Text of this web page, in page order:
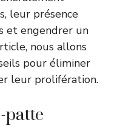
leur présence
et engendrer un
nous allons
pour éliminer
leur prolifération.